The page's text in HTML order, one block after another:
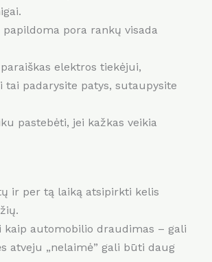
pora rankų visada
elektros tiekėjui,
padarysite patys, sutaupysite
pastebėti, jei kažkas veikia
ir per tą laiką atsipirkti kelis
kaip automobilio draudimas – gali
atveju „nelaimė” gali būti daug